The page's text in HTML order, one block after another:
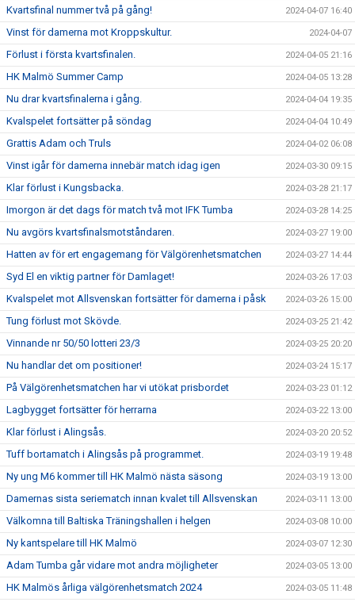
Kvartsfinal nummer två på gång! 2024-04-07 16:40
Vinst för damerna mot Kroppskultur. 2024-04-07
Förlust i första kvartsfinalen. 2024-04-05 21:16
HK Malmö Summer Camp 2024-04-05 13:28
Nu drar kvartsfinalerna i gång. 2024-04-04 19:35
Kvalspelet fortsätter på söndag 2024-04-04 10:49
Grattis Adam och Truls 2024-04-02 06:08
Vinst igår för damerna innebär match idag igen 2024-03-30 09:15
Klar förlust i Kungsbacka. 2024-03-28 21:17
Imorgon är det dags för match två mot IFK Tumba 2024-03-28 14:25
Nu avgörs kvartsfinalsmotståndaren. 2024-03-27 19:00
Hatten av för ert engagemang för Välgörenhetsmatchen 2024-03-27 14:44
Syd El en viktig partner för Damlaget! 2024-03-26 17:03
Kvalspelet mot Allsvenskan fortsätter för damerna i påsk 2024-03-26 15:00
Tung förlust mot Skövde. 2024-03-25 21:42
Vinnande nr 50/50 lotteri 23/3 2024-03-25 20:20
Nu handlar det om positioner! 2024-03-24 15:17
På Välgörenhetsmatchen har vi utökat prisbordet 2024-03-23 01:12
Lagbygget fortsätter för herrarna 2024-03-22 13:00
Klar förlust i Alingsås. 2024-03-20 20:52
Tuff bortamatch i Alingsås på programmet. 2024-03-19 19:48
Ny ung M6 kommer till HK Malmö nästa säsong 2024-03-19 13:00
Damernas sista seriematch innan kvalet till Allsvenskan 2024-03-11 13:00
Välkomna till Baltiska Träningshallen i helgen 2024-03-08 10:00
Ny kantspelare till HK Malmö 2024-03-07 12:30
Adam Tumba går vidare mot andra möjligheter 2024-03-05 13:00
HK Malmös årliga välgörenhetsmatch 2024 2024-03-05 11:48